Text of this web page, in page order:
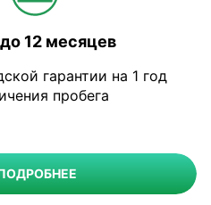
до 12 месяцев
гарантии на 1 год
пробега